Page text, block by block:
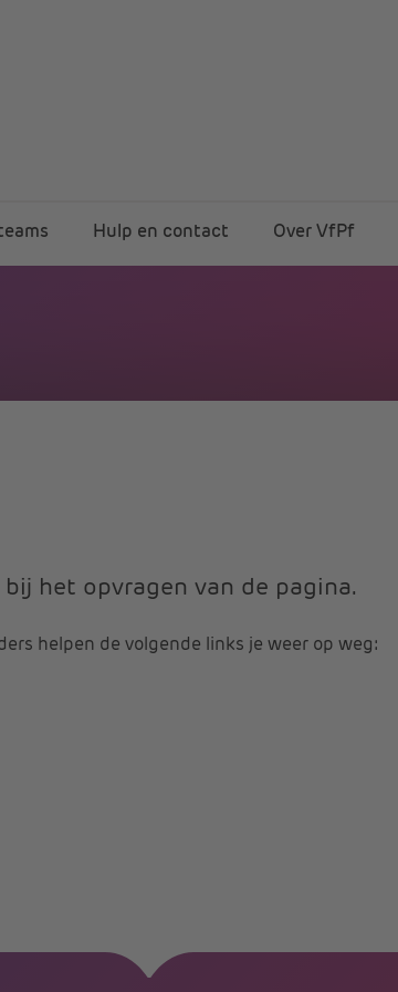
Hulp en contact Over VfPf
het opvragen van de pagina.
helpen de volgende links je weer op weg: